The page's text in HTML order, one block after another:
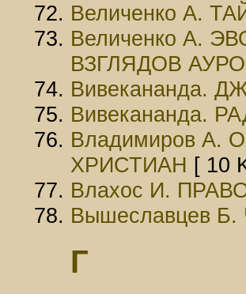
Величенко А.
Величенко А.
ВЗГЛЯДОВ
Вивекананда.
Вивекананда.
Владимиров
ХРИСТИАН [ 10
Влахос И.
Вышеславцев
Г